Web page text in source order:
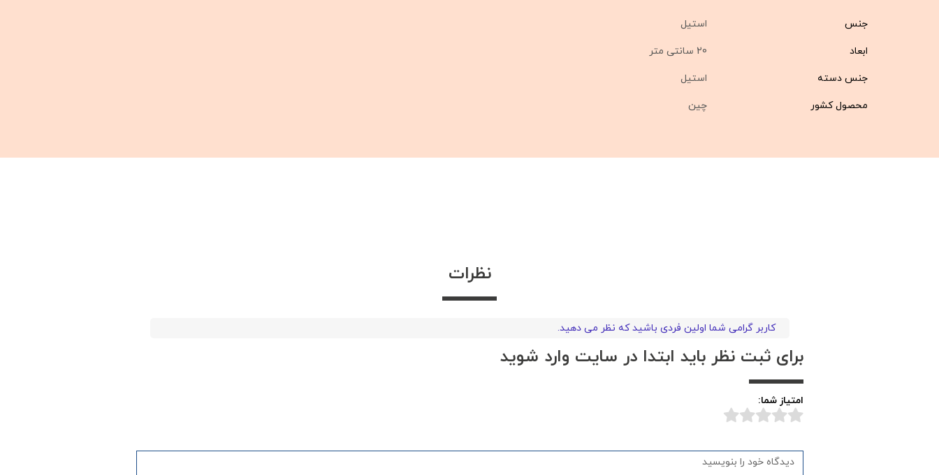
جنس استیل
ابعاد 20 سانتی متر
جنس دسته استیل
محصول کشور چین
نظرات
کاربر گرامی شما اولین فردی باشید که نظر می دهید.
برای ثبت نظر باید ابتدا در سایت وارد شوید
امتیاز شما: